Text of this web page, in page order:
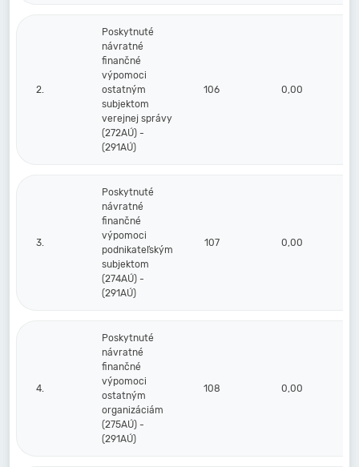
2.
Poskytnuté
návratné
finančné
výpomoci
ostatným
subjektom
verejnej správy
(272AÚ) -
(291AÚ)
106 0,00
3.
Poskytnuté
návratné
finančné
výpomoci
podnikateľským
subjektom
(274AÚ) -
(291AÚ)
107 0,00
4.
Poskytnuté
návratné
finančné
výpomoci
ostatným
organizáciám
(275AÚ) -
(291AÚ)
108 0,00